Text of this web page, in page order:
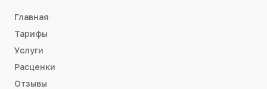
Главная
Тарифы
Услуги
Расценки
Отзывы